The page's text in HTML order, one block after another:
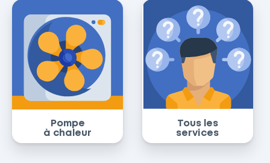
Pompe
à chaleur
Tous les
services